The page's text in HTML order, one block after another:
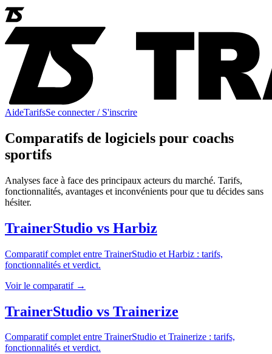
AideTarifsSe connecter / S'inscrire
Comparatifs de logiciels pour coachs
sportifs
Analyses face à face des principaux acteurs du marché. Tarifs,
fonctionnalités, avantages et inconvénients pour que tu décides sans
hésiter.
TrainerStudio vs Harbiz
Comparatif complet entre TrainerStudio et Harbiz : tarifs,
fonctionnalités et verdict.
Voir le comparatif →
TrainerStudio vs Trainerize
Comparatif complet entre TrainerStudio etTrainerize : tarifs,
fonctionnalités et verdict.